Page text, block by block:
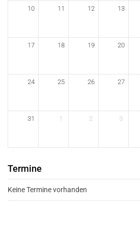
10 11 12 13
17 18 19 20
24 25 26 27
31 1 2 3
Termine
Keine Termine vorhanden
Ansprechpartner*innen
Aktuelles
Leichtathletik-Breitensport-Turnen (LBT)
Volleyball
Firmenfitness